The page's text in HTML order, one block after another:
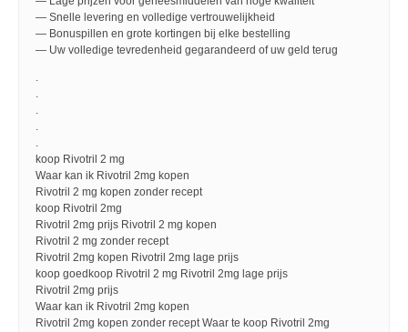
— Snelle levering en volledige vertrouwelijkheid
— Bonuspillen en grote kortingen bij elke bestelling
— Uw volledige tevredenheid gegarandeerd of uw geld terug
.
.
.
.
.
koop Rivotril 2 mg
Waar kan ik Rivotril 2mg kopen
Rivotril 2 mg kopen zonder recept
koop Rivotril 2mg
Rivotril 2mg prijs Rivotril 2 mg kopen
Rivotril 2 mg zonder recept
Rivotril 2mg kopen Rivotril 2mg lage prijs
koop goedkoop Rivotril 2 mg Rivotril 2mg lage prijs
Rivotril 2mg prijs
Waar kan ik Rivotril 2mg kopen
Rivotril 2mg kopen zonder recept Waar te koop Rivotril 2mg